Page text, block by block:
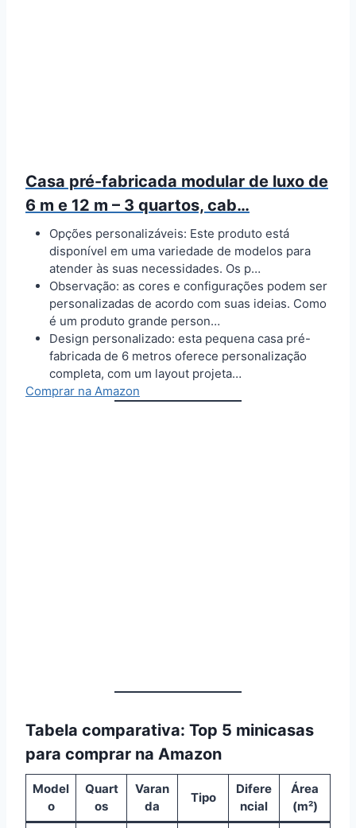
Casa pré-fabricada modular de luxo de
6 m e 12 m – 3 quartos, cab…
Opções personalizáveis: Este produto está
disponível em uma variedade de modelos para
atender às suas necessidades. Os p…
Observação: as cores e configurações podem ser
personalizadas de acordo com suas ideias. Como
é um produto grande person…
Design personalizado: esta pequena casa pré-
fabricada de 6 metros oferece personalização
completa, com um layout projeta…
Comprar na Amazon
Tabela comparativa: Top 5 minicasas
para comprar na Amazon
Model
o
Quart
os
Varan
da
Tipo
Difere
ncial
Área
(m²)